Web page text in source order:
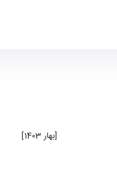
[بهار 1403]